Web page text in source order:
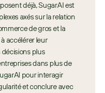
déjà, SugarAI est
axés sur la relation
de gros et la
accélérer leur
plus
dans plus de
pour interagir
et conclure avec